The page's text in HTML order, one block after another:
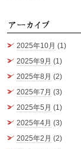
2025年10月 (1)
2025年9月 (1)
2025年8月 (2)
2025年7月 (3)
2025年5月 (1)
2025年4月 (3)
2025年2月 (2)